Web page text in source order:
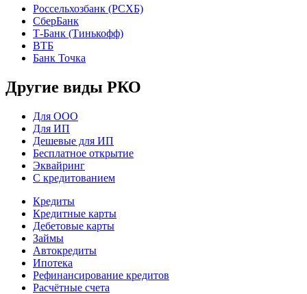
Россельхозбанк (РСХБ)
СберБанк
Т-Банк (Тинькофф)
ВТБ
Банк Точка
Другие виды РКО
Для ООО
Для ИП
Дешевые для ИП
Бесплатное открытие
Эквайринг
С кредитованием
Кредиты
Кредитные карты
Дебетовые карты
Займы
Автокредиты
Ипотека
Рефинансирование кредитов
Расчётные счета